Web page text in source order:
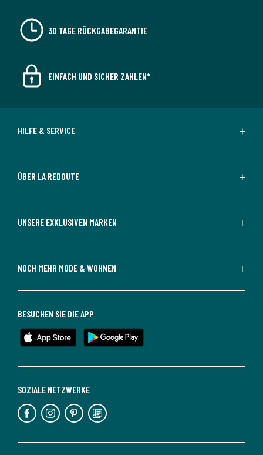
30 TAGE RÜCKGABEGARANTIE
EINFACH UND SICHER ZAHLEN*
HILFE & SERVICE
ÜBER LA REDOUTE
UNSERE EXKLUSIVEN MARKEN
NOCH MEHR MODE & WOHNEN
SOZIALE NETZWERKE
BESUCHEN SIE DIE APP